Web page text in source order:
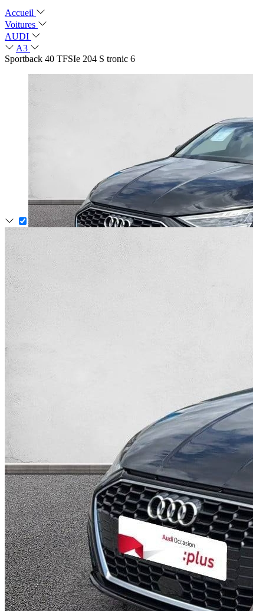
Accueil
Voitures
AUDI
A3
Sportback 40 TFSIe 204 S tronic 6